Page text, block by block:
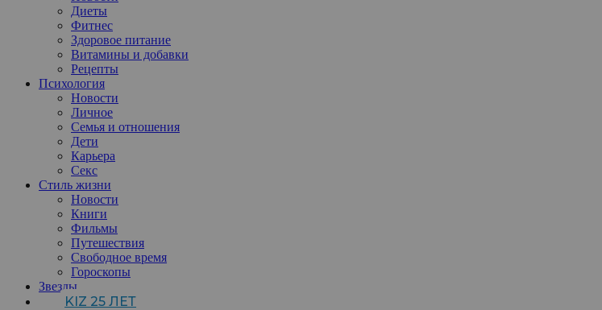
Диеты
Фитнес
Здоровое питание
Витамины и добавки
Рецепты
Психология
Новости
Личное
Семья и отношения
Дети
Карьера
Секс
Стиль жизни
Новости
Книги
Фильмы
Путешествия
Свободное время
Гороскопы
Звезды
KIZ 25 ЛЕТ